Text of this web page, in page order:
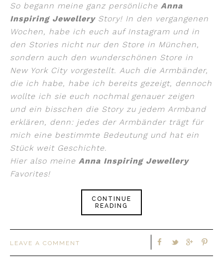
So begann meine ganz persönliche Anna
Inspiring JewelleryStory! In den vergangenen
Wochen, habe ich euch auf Instagram und in
den Stories nicht nur den Store in München,
sondern auch den wunderschönen Store in
New York City vorgestellt. Auch die Armbänder,
die ich habe, habe ich bereits gezeigt, dennoch
wollte ich sie euch nochmal genauer zeigen
und ein bisschen die Story zu jedem Armband
erklären, denn: jedes der Armbänder trägt für
mich eine bestimmte Bedeutung und hat ein
Stück weit Geschichte.
Hier also meine Anna Inspiring Jewellery
Favorites!
CONTINUE
READING
LEAVE A COMMENT